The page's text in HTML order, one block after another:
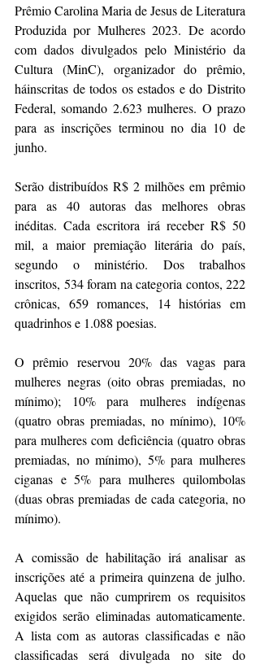
Prêmio Carolina Maria de Jesus de Literatura
Produzida por Mulheres 2023. De acordo
com dados divulgados pelo Ministério da
Cultura (MinC), organizador do prêmio,
háinscritas de todos os estados e do Distrito
Federal, somando 2.623 mulheres. O prazo
para as inscrições terminou no dia 10 de
junho.
Serão distribuídos R$ 2 milhões em prêmio
para as 40 autoras das melhores obras
inéditas. Cada escritora irá receber R$ 50
mil, a maior premiação literária do país,
segundo o ministério. Dos trabalhos
inscritos, 534 foram na categoria contos, 222
crônicas, 659 romances, 14 histórias em
quadrinhos e 1.088 poesias.
O prêmio reservou 20% das vagas para
mulheres negras (oito obras premiadas, no
mínimo); 10% para mulheres indígenas
(quatro obras premiadas, no mínimo), 10%
para mulheres com deficiência (quatro obras
premiadas, no mínimo), 5% para mulheres
ciganas e 5% para mulheres quilombolas
(duas obras premiadas de cada categoria, no
mínimo).
A comissão de habilitação irá analisar as
inscrições até a primeira quinzena de julho.
Aquelas que não cumprirem os requisitos
exigidos serão eliminadas automaticamente.
A lista com as autoras classificadas e não
classificadas será divulgada no site do